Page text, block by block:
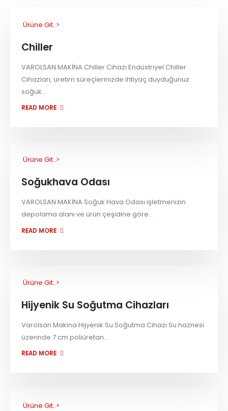
Ürüne Git..>
Chiller
VAROLSAN MAKİNA Chiller Cihazı Endüstriyel Chiller
Cihazları, üretim süreçlerinizde ihtiyaç duyduğunuz
soğuk...
READ MORE
Ürüne Git..>
Soğukhava Odası
VAROLSAN MAKİNA Soğuk Hava Odası işletmenizin
depolama alanı ve ürün çeşidine göre...
READ MORE
Ürüne Git..>
Hijyenik Su Soğutma Cihazları
Varolsan Makina Hijyenik Su Soğutma Cihazı Su haznesi
üzerinde 7 cm poliüretan...
READ MORE
Ürüne Git..>